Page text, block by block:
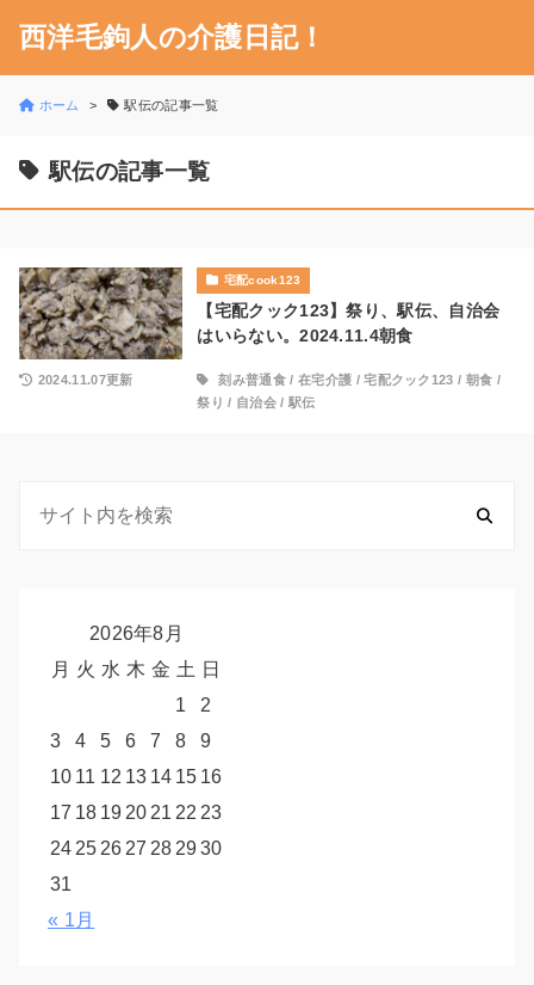
西洋毛鉤人の介護日記！
ホーム 駅伝の記事一覧
駅伝の記事一覧
宅配cook123
【宅配クック123】祭り、駅伝、自治会
はいらない。2024.11.4朝食
2024.11.07更新 刻み普通食/ 在宅介護 /宅配クック123 / 朝食 /
祭り / 自治会/ 駅伝
2026年8月
月 火 水 木 金 土 日
1
2
3
4 5 6 7 8
9
10 11 12 13 14 15 16
17 18 19 20 21 22 23
24 25 26 27 28 2930
31
« 1月